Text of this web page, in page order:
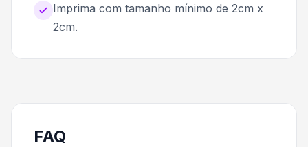
Imprima com tamanho mínimo de 2cm x
2cm.
FAQ